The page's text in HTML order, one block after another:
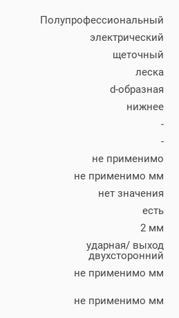
Полупрофессиональный
электрический
щеточный
леска
d-образная
нижнее
-
-
не применимо
не применимо мм
нет значения
есть
2 мм
ударная/ выход
двухсторонний
не применимо мм
не применимо мм